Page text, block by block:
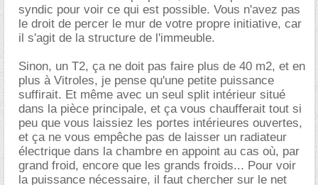
syndic pour voir ce qui est possible. Vous n'avez pas
le droit de percer le mur de votre propre initiative, car
il s'agit de la structure de l'immeuble.
Sinon, un T2, ça ne doit pas faire plus de 40 m2, et en
plus à Vitroles, je pense qu'une petite puissance
suffirait. Et même avec un seul split intérieur situé
dans la pièce principale, et ça vous chaufferait tout si
peu que vous laissiez les portes intérieures ouvertes,
et ça ne vous empêche pas de laisser un radiateur
électrique dans la chambre en appoint au cas où, par
grand froid, encore que les grands froids... Pour voir
la puissance nécessaire, il faut chercher sur le net